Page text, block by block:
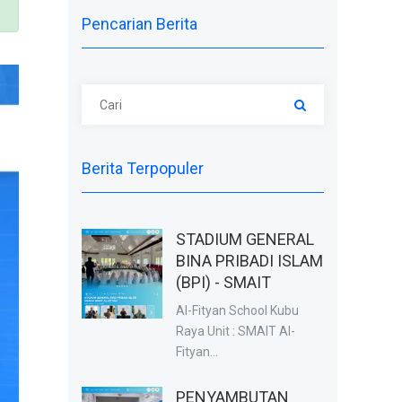
Pencarian Berita
Berita Terpopuler
STADIUM GENERAL
BINA PRIBADI ISLAM
(BPI) - SMAIT
Al-Fityan School Kubu
Raya Unit : SMAIT Al-
Fityan...
PENYAMBUTAN